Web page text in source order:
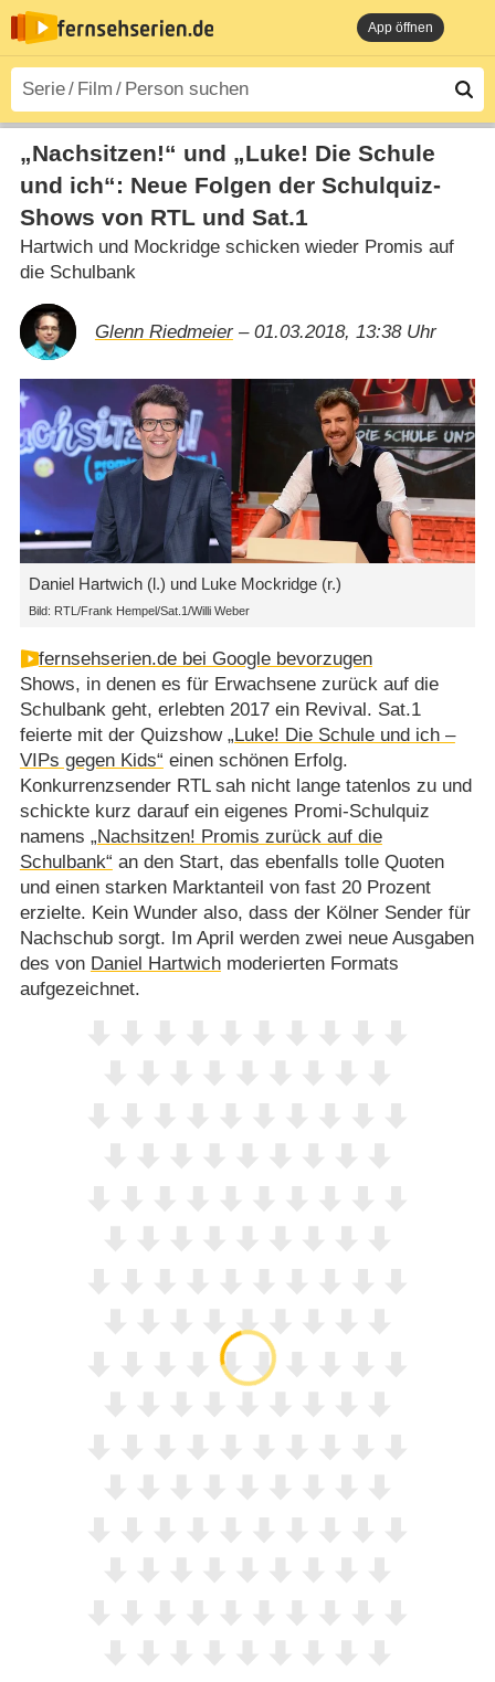
App öffnen
„Nachsitzen!“ und „Luke! Die Schule
und ich“: Neue Folgen der Schulquiz-
Shows von RTL und Sat.1
Hartwich und Mockridge schicken wieder Promis auf
die Schulbank
Glenn Riedmeier– 01.03.2018, 13:38 Uhr
Daniel Hartwich (l.) und Luke Mockridge (r.)
Bild: RTL/Frank Hempel/Sat.1/Willi Weber
fernsehserien.de bei Google bevorzugen
Shows, in denen es für Erwachsene zurück auf die
Schulbank geht, erlebten 2017 ein Revival. Sat.1
feierte mit der Quizshow „Luke! Die Schule und ich –
VIPs gegen Kids“ einen schönen Erfolg.
Konkurrenzsender RTL sah nicht lange tatenlos zu und
schickte kurz darauf ein eigenes Promi-Schulquiz
namens „Nachsitzen! Promis zurück auf die
Schulbank“ an den Start, das ebenfalls tolle Quoten
und einen starken Marktanteil von fast 20 Prozent
erzielte. Kein Wunder also, dass der Kölner Sender für
Nachschub sorgt. Im April werden zwei neue Ausgaben
des von Daniel Hartwichmoderierten Formats
aufgezeichnet.